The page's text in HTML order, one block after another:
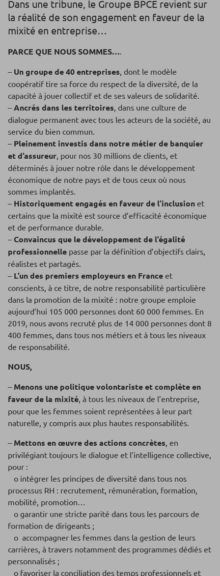
Dans une tribune, le Groupe BPCE revient sur
la réalité de son engagement en faveur de la
mixité en entreprise…
PARCE QUE NOUS SOMMES….
– Un groupe de 40 entreprises, dont le modèle
coopératif tire sa force du respect de la diversité, de la
capacité à jouer collectif et de ses valeurs de solidarité.
– Ancrés dans les territoires, dans une culture de
dialogue permanent avec tous les acteurs de la société, au
service du bien commun.
– Pleinement investis dans notre métier de banquier
et d’assureur, pour nos 30 millions de clients, et
déterminés à jouer notre rôle dans le développement
économique de notre pays et de tous ceux où nous
sommes implantés.
– Historiquement engagés en faveur de l’inclusion et
certains que la mixité est source d’efficacité économique
et de performance durable.
– Convaincus que le développement de l’égalité
professionnelle passe par la définition d’objectifs clairs,
réalistes et partagés.
– L’un des premiers employeurs en France et
conscients, à ce titre, de notre responsabilité particulière
dans la promotion de la mixité : notre groupe emploie
aujourd’hui 105 000 personnes dont 60 000 femmes. En
2019, nous avons recruté plus de 14 000 personnes dont 8
400 femmes, dans tous nos métiers et à tous les niveaux
de responsabilité.
NOUS,
– Menons une politique volontariste et complète en
faveur de la mixité, à tous les niveaux de l’entreprise,
pour que les femmes soient représentées à leur part
naturelle, y compris aux plus hautes responsabilités.
– Mettons en œuvre des actions concrètes, en
privilégiant toujours le dialogue et l’intelligence collective,
pour :
o intégrer les principes de diversité dans tous nos
processus RH : recrutement, rémunération, formation,
mobilité, promotion…
o garantir une stricte parité dans tous les parcours de
formation de dirigeants ;
o accompagner les femmes dans la gestion de leurs
carrières, à travers notamment des programmes dédiés et
personnalisés ;
o favoriser la conciliation des temps professionnels et